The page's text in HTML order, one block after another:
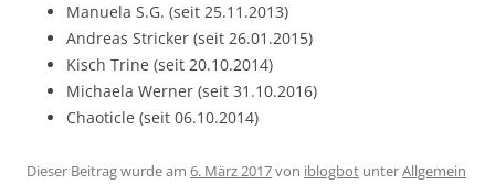
Manuela S.G. (seit 25.11.2013)
Andreas Stricker (seit 26.01.2015)
Kisch Trine (seit 20.10.2014)
Michaela Werner (seit 31.10.2016)
Chaoticle (seit 06.10.2014)
Dieser Beitrag wurde am 6. März 2017von iblogbot unterAllgemein